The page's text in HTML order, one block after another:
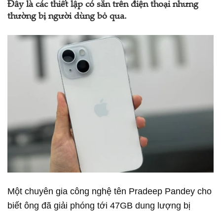
Đây là các thiết lập có sẵn trên điện thoại nhưng
thường bị người dùng bỏ qua.
Một chuyên gia công nghệ tên Pradeep Pandey cho
biết ông đã giải phóng tới 47GB dung lượng bị